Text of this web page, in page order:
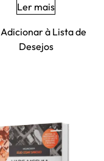
Ler mais
Adicionar à Lista de
Desejos